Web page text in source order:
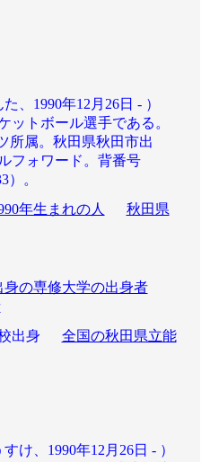
、1990年12月26日 - ）
ットボール選手である。
所属。秋田県秋田市出
フォワード。背番号
）。
年生まれの人
秋田県
身の専修大学の出身者
校出身 全国の秋田県立能
け、1990年12月26日 - ）